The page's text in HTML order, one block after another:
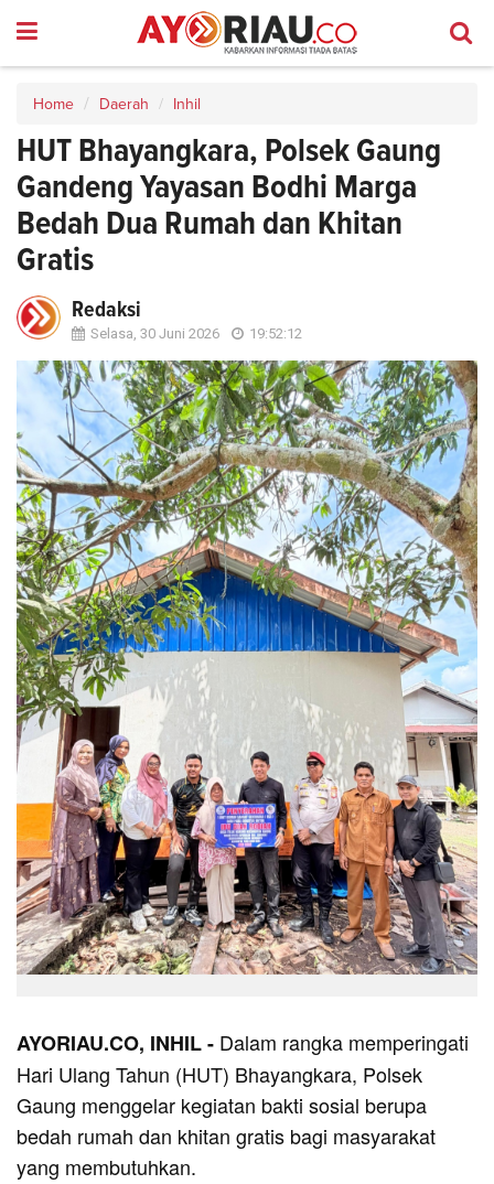
Home Daerah Inhil
HUT Bhayangkara, Polsek Gaung
Gandeng Yayasan Bodhi Marga
Bedah Dua Rumah dan Khitan
Gratis
Redaksi
Selasa, 30 Juni 2026 19:52:12
AYORIAU.CO, INHIL - Dalam rangka memperingati
Hari Ulang Tahun (HUT) Bhayangkara, Polsek
Gaung menggelar kegiatan bakti sosial berupa
bedah rumah dan khitan gratis bagi masyarakat
yang membutuhkan.